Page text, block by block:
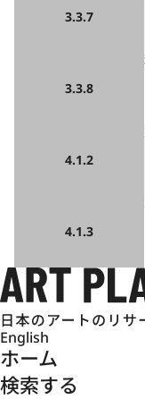
3.3.7
3.3.8
4.1.2
4.1.3
English
ホーム
検索する